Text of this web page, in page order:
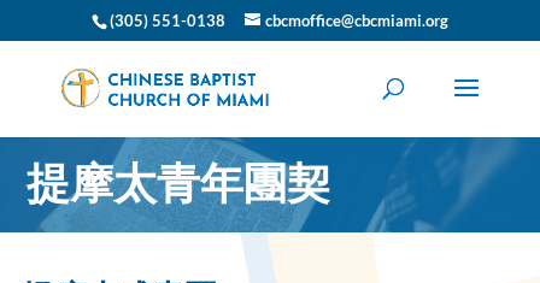
(305) 551-0138 cbcmoffice@cbcmiami.org
提摩太青年團契